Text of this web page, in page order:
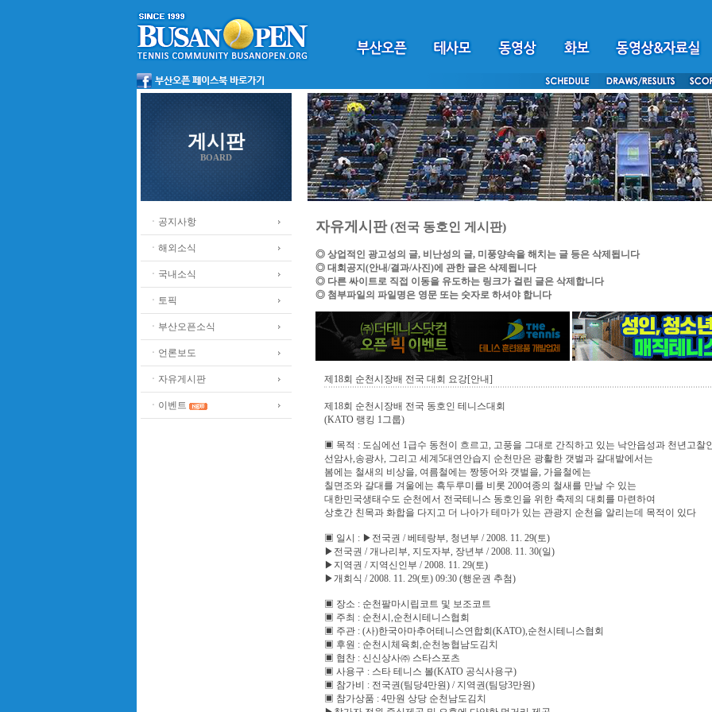
게시판
BOARD
ㆍ공지사항
ㆍ해외소식
ㆍ국내소식
ㆍ토픽
ㆍ부산오픈소식
ㆍ언론보도
ㆍ자유게시판
ㆍ이벤트
자유게시판(전국 동호인 게시판)
◎ 상업적인 광고성의 글, 비난성의 글, 미풍양속을 해치는 글 등은 삭제됩니다
◎ 대회공지(안내/결과/사진)에 관한 글은 삭제됩니다
◎ 다른 싸이트로 직접 이동을 유도하는 링크가 걸린 글은 삭제합니다
◎ 첨부파일의 파일명은 영문 또는 숫자로 하셔야 합니다
제18회 순천시장배 전국 대회 요강[안내]
제18회 순천시장배 전국 동호인 테니스대회
(KATO 랭킹 1그룹)
▣ 목적 : 도심에선 1급수 동천이 흐르고, 고풍을 그대로 간직하고 있는 낙안읍성과 천년고찰
선암사,송광사, 그리고 세계5대연안습지 순천만은 광활한 갯벌과 갈대밭에서는
봄에는 철새의 비상을, 여름철에는 짱뚱어와 갯벌을, 가을철에는
칠면조와 갈대를 겨울에는 흑두루미를 비롯 200여종의 철새를 만날 수 있는
대한민국생태수도 순천에서 전국테니스 동호인을 위한 축제의 대회를 마련하여
상호간 친목과 화합을 다지고 더 나아가 테마가 있는 관광지 순천을 알리는데 목적이 있다
▣ 일시 : ▶전국권 / 베테랑부, 청년부 / 2008. 11. 29(토)
▶전국권 / 개나리부, 지도자부, 장년부 / 2008. 11. 30(일)
▶지역권 / 지역신인부 / 2008. 11. 29(토)
▶개회식 / 2008. 11. 29(토) 09:30 (행운권 추첨)
▣ 장소 : 순천팔마시립코트 및 보조코트
▣ 주최 : 순천시,순천시테니스협회
▣ 주관 : (사)한국아마추어테니스연합회(KATO),순천시테니스협회
▣ 후원 : 순천시체육회,순천농협남도김치
▣ 협찬 : 신신상사㈜ 스타스포츠
▣ 사용구 : 스타 테니스 볼(KATO 공식사용구)
▣ 참가비 : 전국권(팀당4만원) / 지역권(팀당3만원)
▣ 참가상품 : 4만원 상당 순천남도김치